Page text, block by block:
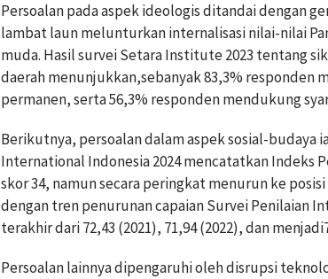
Persoalan pada aspek ideologis ditandai dengan
lambat laun melunturkan internalisasi nilai-nilai
muda. Hasil survei Setara Institute 2023 tentang
daerah menunjukkan,sebanyak 83,3% responden
permanen, serta 56,3% responden mendukung
Berikutnya, persoalan dalam aspek sosial-budaya
International Indonesia 2024 mencatatkan Indeks
skor 34, namun secara peringkat menurun ke
dengan tren penurunan capaian Survei Penilaian
terakhir dari 72,43 (2021), 71,94 (2022), dan
Persoalan lainnya dipengaruhi oleh disrupsi